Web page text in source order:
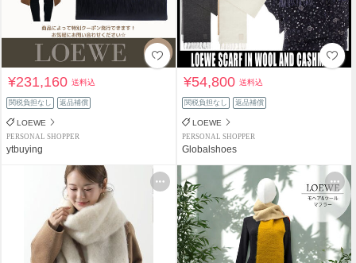
¥231,160送料込
関税負担なし 返品補償
LOEWE
PERSONAL SHOPPER
ytbuying
¥54,800送料込
関税負担なし 返品補償
LOEWE
PERSONAL SHOPPER
Globalshoes